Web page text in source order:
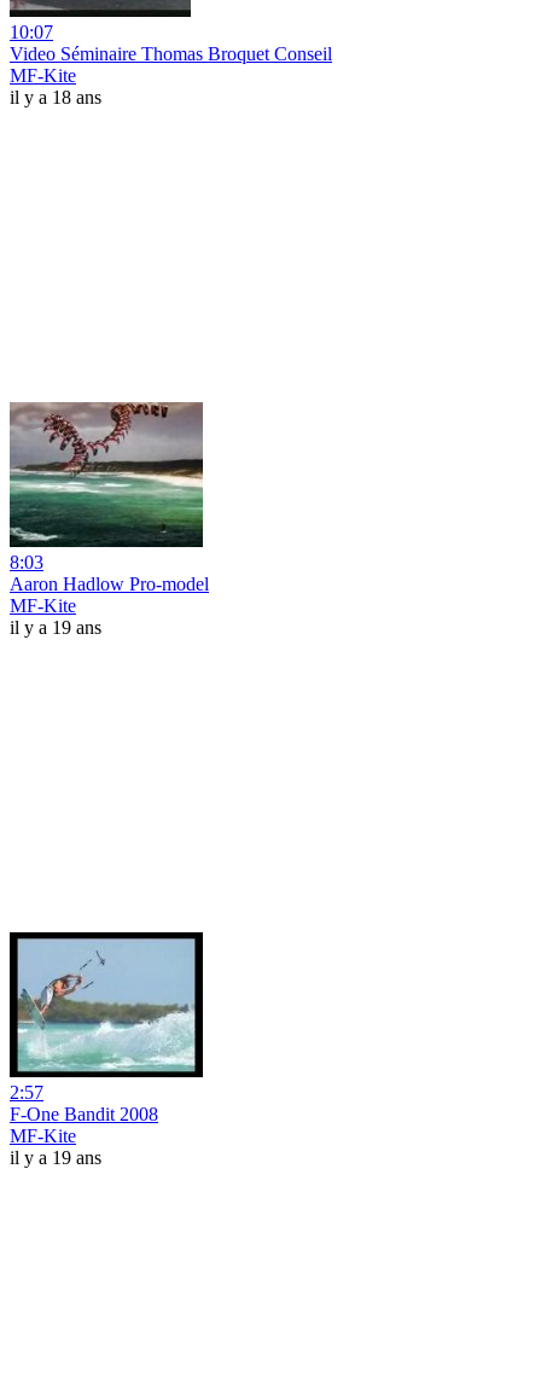
10:07
Video Séminaire Thomas Broquet Conseil
MF-Kite
il y a 18 ans
8:03
Aaron Hadlow Pro-model
MF-Kite
il y a 19 ans
2:57
F-One Bandit 2008
MF-Kite
il y a 19 ans